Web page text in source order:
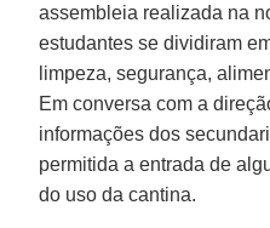
assembleia realizada na
estudantes se dividiram
limpeza, segurança,
Em conversa com a
informações dos
permitida a entrada de
do uso da cantina.